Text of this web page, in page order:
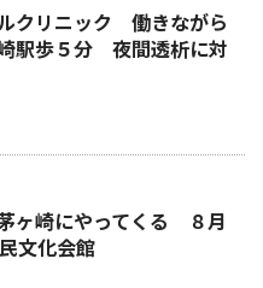
クリニック 働きながら
駅歩５分 夜間透析に対
ヶ崎にやってくる ８月
文化会館